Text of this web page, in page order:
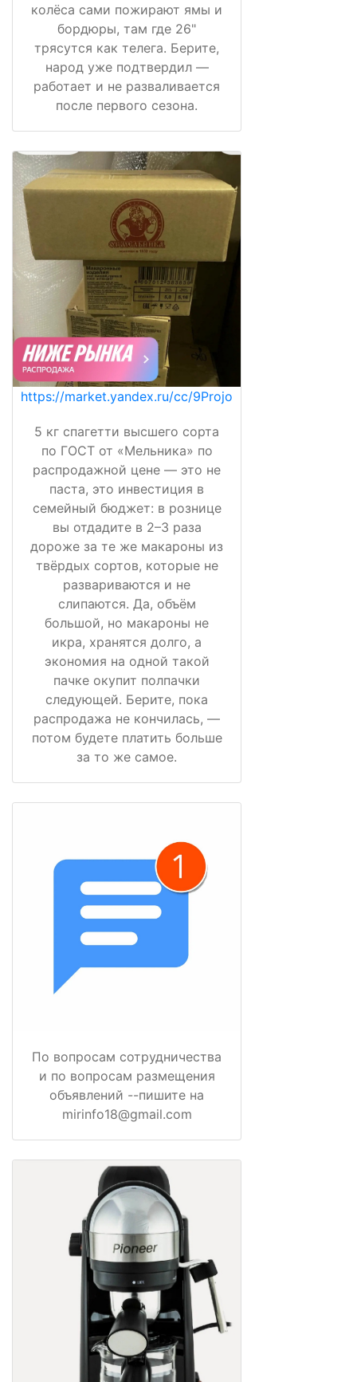
колёса сами пожирают ямы и
бордюры, там где 26"
трясутся как телега. Берите,
народ уже подтвердил —
работает и не разваливается
после первого сезона.
https://market.yandex.ru/cc/9Projo
5 кг спагетти высшего сорта
по ГОСТ от «Мельника» по
распродажной цене — это не
паста, это инвестиция в
семейный бюджет: в рознице
вы отдадите в 2–3 раза
дороже за те же макароны из
твёрдых сортов, которые не
развариваются и не
слипаются. Да, объём
большой, но макароны не
икра, хранятся долго, а
экономия на одной такой
пачке окупит полпачки
следующей. Берите, пока
распродажа не кончилась, —
потом будете платить больше
за то же самое.
По вопросам сотрудничества
и по вопросам размещения
объявлений --пишите на
mirinfo18@gmail.com